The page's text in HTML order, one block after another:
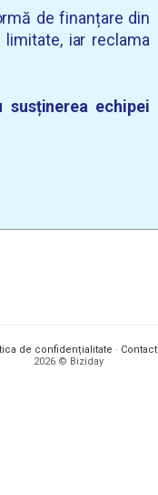
de finanțare din
iar reclama
echipei
de confidențialitate · Contact
2026 © Biziday